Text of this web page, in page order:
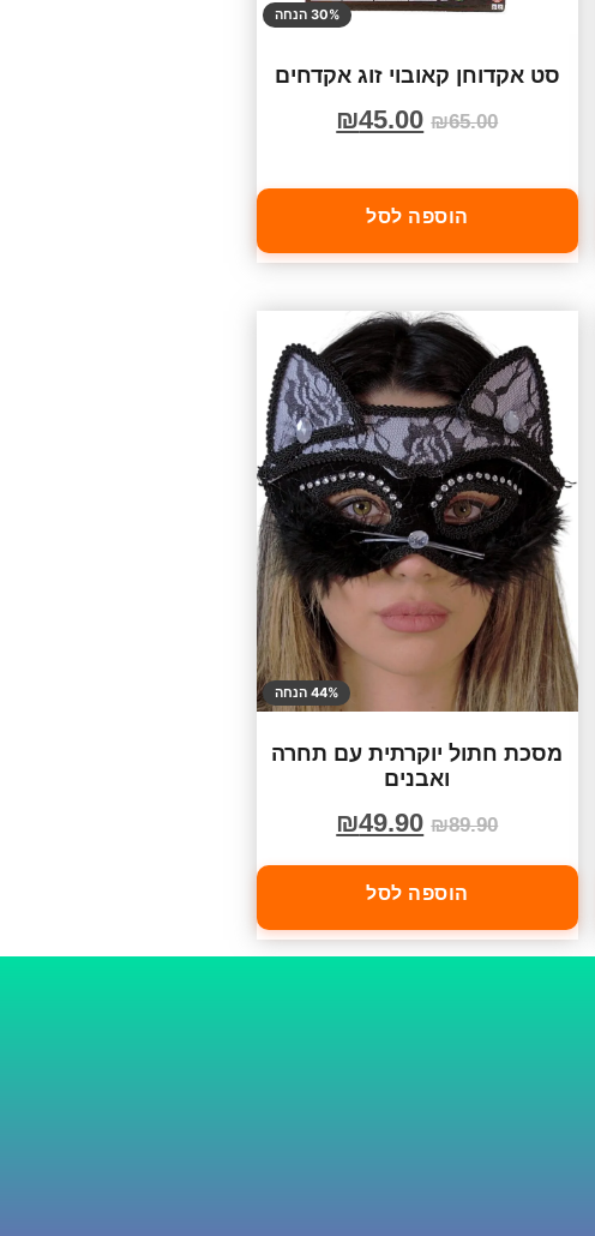
30% הנחה
סט אקדוחן קאובוי זוג אקדחים
₪65.00
₪45.00
הוספה לסל
44% הנחה
מסכת חתול יוקרתית עם תחרה
ואבנים
₪89.90
₪49.90
הוספה לסל